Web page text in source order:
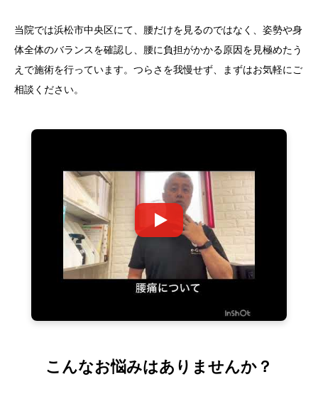
当院では浜松市中央区にて、腰だけを見るのではなく、姿勢や身
体全体のバランスを確認し、腰に負担がかかる原因を見極めたう
えで施術を行っています。つらさを我慢せず、まずはお気軽にご
相談ください。
こんなお悩みはありませんか？